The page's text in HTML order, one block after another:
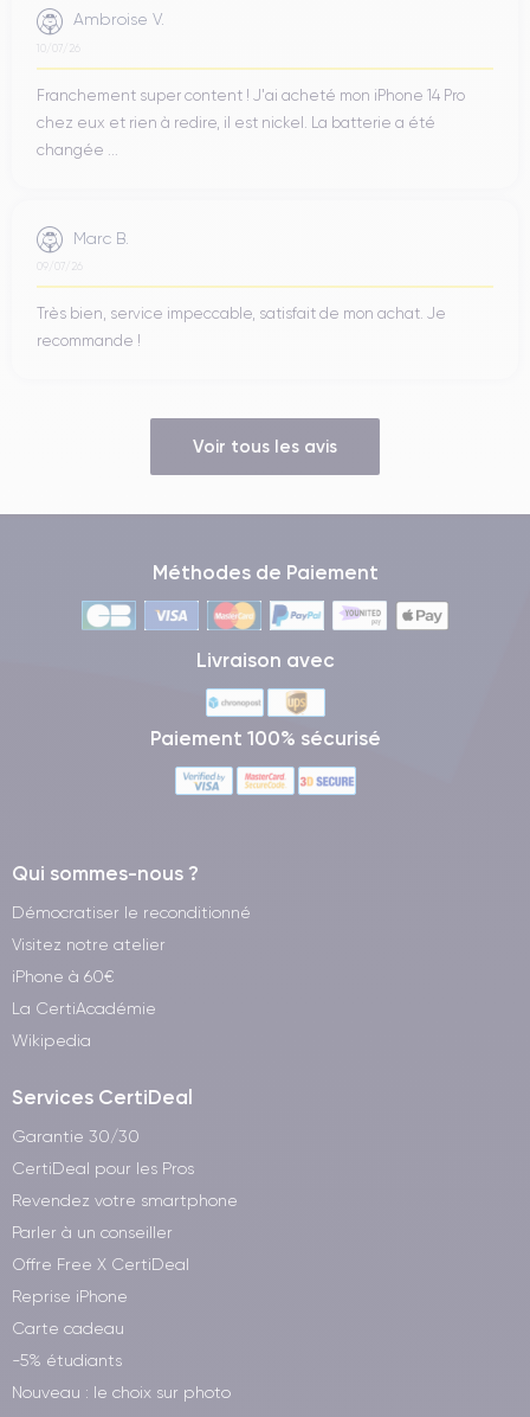
Ambroise V.
10/07/26
Franchement super content ! J'ai acheté mon iPhone 14 Pro
chez eux et rien à redire, il est nickel. La batterie a été
changée ...
Marc B.
09/07/26
Très bien, service impeccable, satisfait de mon achat. Je
recommande !
Voir tous les avis
Méthodes de Paiement
Livraison avec
Paiement 100% sécurisé
Qui sommes-nous ?
Démocratiser le reconditionné
Visitez notre atelier
iPhone à 60€
La CertiAcadémie
Wikipedia
Services CertiDeal
Garantie 30/30
CertiDeal pour les Pros
Revendez votre smartphone
Parler à un conseiller
Offre Free X CertiDeal
Reprise iPhone
Carte cadeau
-5% étudiants
Nouveau : le choix sur photo